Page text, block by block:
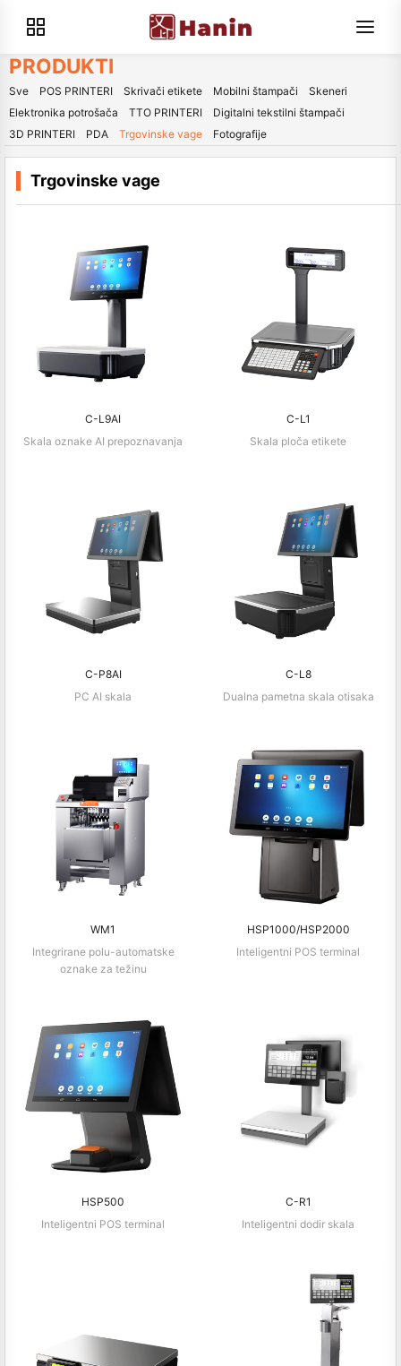
PRODUKTI
Sve POS PRINTERI Skrivači etikete Mobilni štampači
Skeneri
Elektronika potrošača
TTO PRINTERI
Digitalni tekstilni štampači
3D PRINTERI
PDA Trgovinske vage Fotografije
Trgovinske vage
C-L9AI
Skala oznake AI prepoznavanja
C-L1
Skala ploča etikete
C-P8AI
PC AI skala
C-L8
Dualna pametna skala otisaka
WM1
Integrirane polu-automatske
oznake za težinu
HSP1000/HSP2000
Inteligentni POS terminal
HSP500
Inteligentni POS terminal
C-R1
Inteligentni dodir skala